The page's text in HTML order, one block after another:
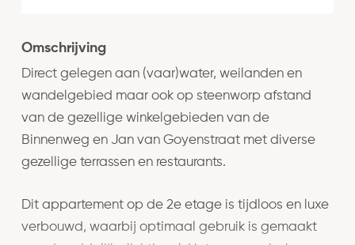
Omschrijving
Direct gelegen aan (vaar)water, weilanden en
wandelgebied maar ook op steenworp afstand
van de gezellige winkelgebieden van de
Binnenweg en Jan van Goyenstraat met diverse
gezellige terrassen en restaurants.
Dit appartement op de 2e etage is tijdloos en luxe
verbouwd, waarbij optimaal gebruik is gemaakt